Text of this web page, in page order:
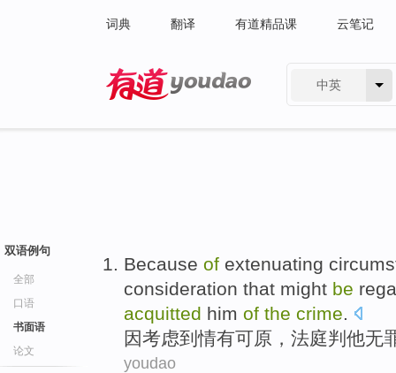
词典 翻译 有道精品课 云笔记
中英
双语例句
全部
口语
书面语
论文
Because of extenuating
consideration that might be
acquitted him of the crime.
因考虑到情有可原 ， 法庭判他无
youdao